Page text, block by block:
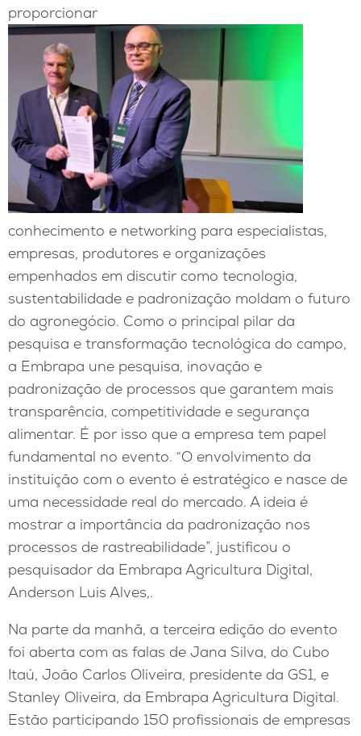
proporcionar
conhecimento e networking para especialistas,
empresas, produtores e organizações
empenhados em discutir como tecnologia,
sustentabilidade e padronização moldam o futuro
do agronegócio. Como o principal pilar da
pesquisa e transformação tecnológica do campo,
a Embrapa une pesquisa, inovação e
padronização de processos que garantem mais
transparência, competitividade e segurança
alimentar. É por isso que a empresa tem papel
fundamental no evento. “O envolvimento da
instituição com o evento é estratégico e nasce de
uma necessidade real do mercado. A ideia é
mostrar a importância da padronização nos
processos de rastreabilidade”, justificou o
pesquisador da Embrapa Agricultura Digital,
Anderson Luis Alves,.
Na parte da manhã, a terceira edição do evento
foi aberta com as falas de Jana Silva, do Cubo
Itaú, João Carlos Oliveira, presidente da GS1, e
Stanley Oliveira, da Embrapa Agricultura Digital.
Estão participando 150 profissionais de empresas